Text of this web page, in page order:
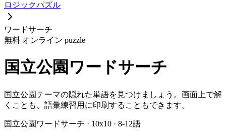
ロジックパズル
ワードサーチ
無料 オンライン puzzle
国立公園ワードサーチ
国立公園テーマの隠れた単語を見つけましょう。画面上で解
くことも、語彙練習用に印刷することもできます。
国立公園ワードサーチ · 10x10 · 8-12語